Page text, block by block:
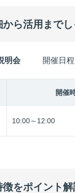
ら活用まで
明会 開催日程
開催
10:00～12:00
をポイント